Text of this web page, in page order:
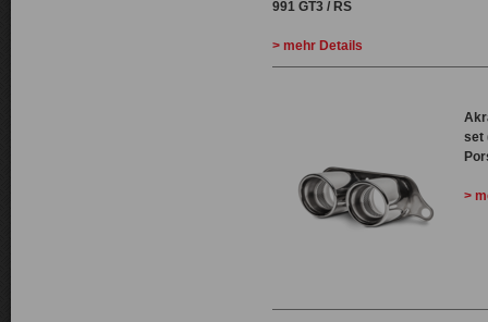
991 GT3 / RS
> mehr Details
set
>